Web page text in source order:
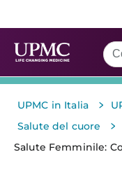
UPMC in Italia >
Salute del cuore >
Salute Femminile: